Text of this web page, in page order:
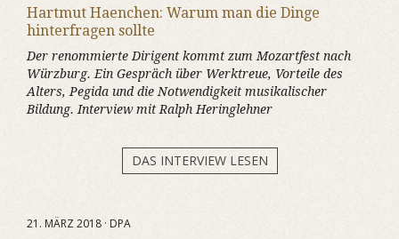
Hartmut Haenchen: Warum man die Dinge
hinterfragen sollte
Der renommierte Dirigent kommt zum Mozartfest nach
Würzburg. Ein Gespräch über Werktreue, Vorteile des
Alters, Pegida und die Notwendigkeit musikalischer
Bildung. Interview mit Ralph Heringlehner
DAS INTERVIEW LESEN
21. MÄRZ 2018 · DPA